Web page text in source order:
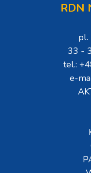
RDN
pl.
33 -
tel.:
e-